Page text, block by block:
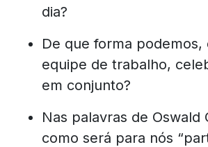
dia?
De que forma podemos,
equipe de trabalho,
em conjunto?
Nas palavras de Oswald
como será para nós